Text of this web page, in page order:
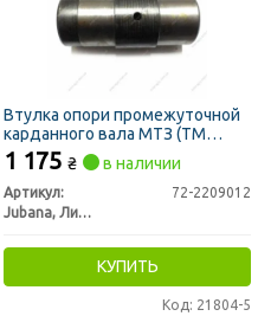
Втулка опори промежуточной
карданного вала МТЗ (ТМ
JUBANA)
1 175 ₴ в наличии
Артикул:
72-2209012
Jubana, Литва
КУПИТЬ
Код: 21804-5